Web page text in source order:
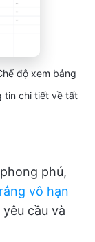
độ xem bảng
tin chi tiết về tất
phú,
vô hạn
cầu và